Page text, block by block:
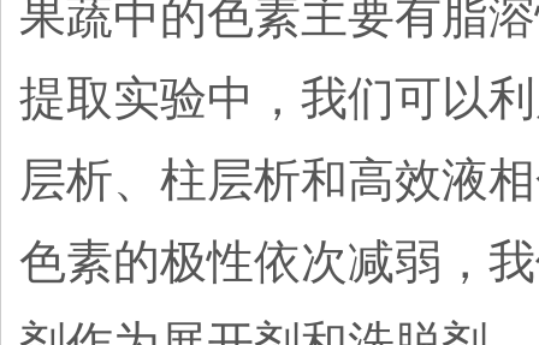
果蔬中的色素主要有脂
提取实验中，我们可以
层析、柱层析和高效液
色素的极性依次减弱，